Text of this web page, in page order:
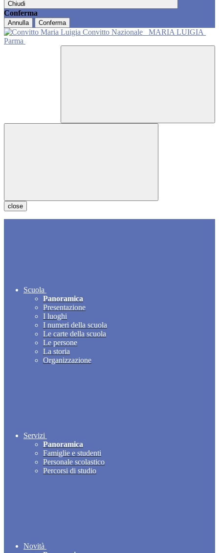
Chiudi
Conferma
Annulla Conferma
Convitto Nazionale
MARIA LUIGIA
Parma
close
Scuola
Panoramica
Presentazione
I luoghi
I numeri della scuola
Le carte della scuola
Le persone
La storia
Organizzazione
Servizi
Panoramica
Famiglie e studenti
Personale scolastico
Percorsi di studio
Novità